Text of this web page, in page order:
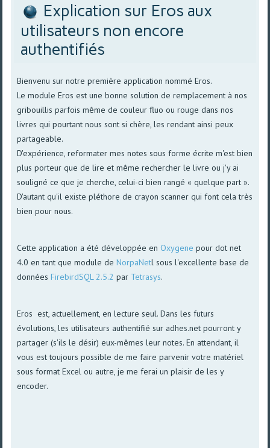
Explication sur Eros aux
utilisateurs non encore
authentifiés
Bienvenu sur notre première application nommé Eros.
Le module Eros est une bonne solution de remplacement à nos
gribouillis parfois même de couleur fluo ou rouge dans nos
livres qui pourtant nous sont si chère, les rendant ainsi peux
partageable.
D'expérience, reformater mes notes sous forme écrite m'est bien
plus porteur que de lire et même rechercher le livre ou j'y ai
souligné ce que je cherche, celui-ci bien rangé « quelque part ».
D'autant qu'il existe pléthore de crayon scanner qui font cela très
bien pour nous.
Cette application a été développée en Oxygene pour dot net
4.0 en tant que module deNorpaNetl sous l'excellente base de
donnéesFirebirdSQL 2.5.2 par Tetrasys.
Eros est, actuellement, en lecture seul. Dans les futurs
évolutions, les utilisateurs authentifié sur adhes.net pourront y
partager (s'ils le désir) eux-mêmes leur notes. En attendant, il
vous est toujours possible de me faire parvenir votre matériel
sous format Excel ou autre, je me ferai un plaisir de les y
encoder.